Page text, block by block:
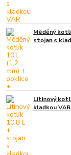
Měděný
stojan s
Litinový
kladkou VAR